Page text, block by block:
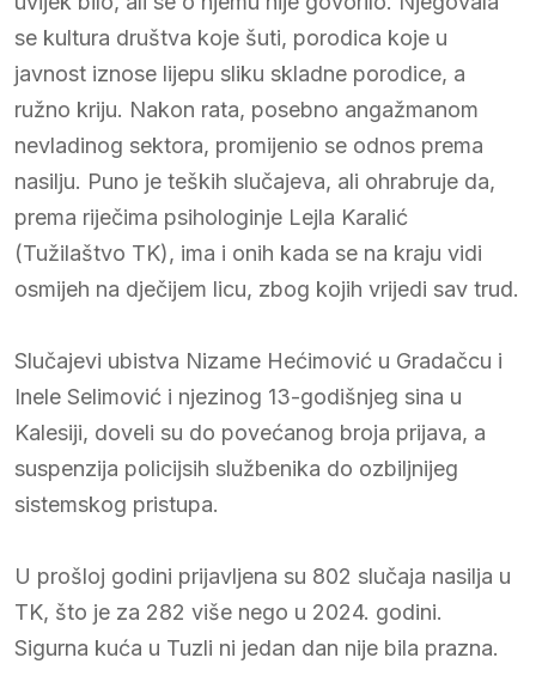
se kultura društva koje šuti, porodica koje u
javnost iznose lijepu sliku skladne porodice, a
ružno kriju. Nakon rata, posebno angažmanom
nevladinog sektora, promijenio se odnos prema
nasilju. Puno je teških slučajeva, ali ohrabruje da,
prema riječima psihologinje Lejla Karalić
(Tužilaštvo TK), ima i onih kada se na kraju vidi
osmijeh na dječijem licu, zbog kojih vrijedi sav trud.
Slučajevi ubistva Nizame Hećimović u Gradačcu i
Inele Selimović i njezinog 13-godišnjeg sina u
Kalesiji, doveli su do povećanog broja prijava, a
suspenzija policijsih službenika do ozbiljnijeg
sistemskog pristupa.
U prošloj godini prijavljena su 802 slučaja nasilja u
TK, što je za 282 više nego u 2024. godini.
Sigurna kuća u Tuzli ni jedan dan nije bila prazna.